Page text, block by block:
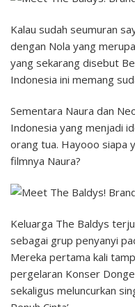
Kalau sudah seumuran
dengan Nola yang
yang sekarang disebut
Indonesia ini memang
Sementara Naura dan
Indonesia yang menjadi
orang tua. Hayooo siapa
filmnya Naura?
Keluarga The Baldys
sebagai grup penyanyi
Mereka pertama kali
pergelaran Konser
sekaligus meluncurkan